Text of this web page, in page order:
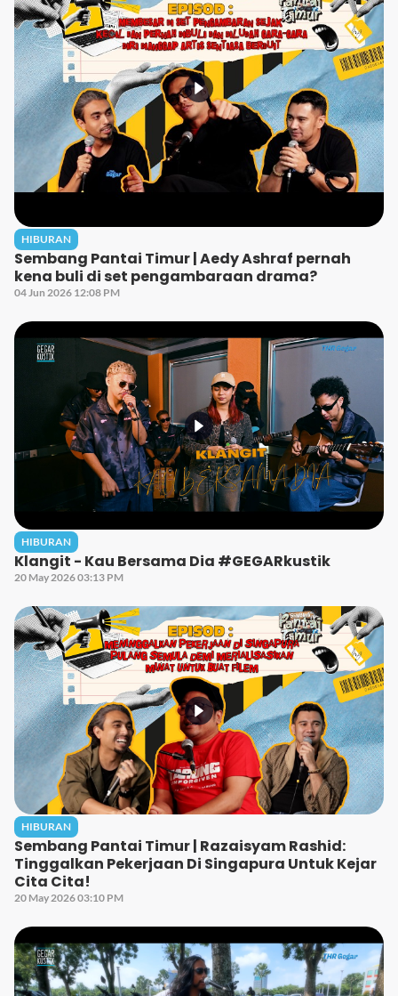
HIBURAN
Sembang Pantai Timur | Aedy Ashraf pernah
kena buli di set pengambaraan drama?
04 Jun 2026 12:08 PM
HIBURAN
Klangit - Kau Bersama Dia #GEGARkustik
20 May 2026 03:13 PM
HIBURAN
Sembang Pantai Timur | Razaisyam Rashid:
Tinggalkan Pekerjaan Di Singapura Untuk Kejar
Cita Cita!
20 May 2026 03:10 PM